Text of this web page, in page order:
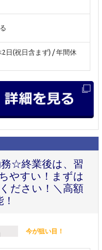
日(祝日含まず) / 年間休
☆終業後は、習
やすい！まずは
ださい！＼高額
今が狙い目！